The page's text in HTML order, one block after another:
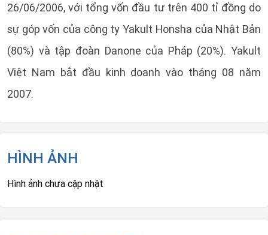
26/06/2006, với tổng vốn đầu tư trên 400 tỉ đồng do
sự góp vốn của công ty Yakult Honsha của Nhật Bản
(80%) và tập đoàn Danone của Pháp (20%). Yakult
Việt Nam bắt đầu kinh doanh vào tháng 08 năm
2007.
HÌNH ẢNH
Hình ảnh chưa cập nhật